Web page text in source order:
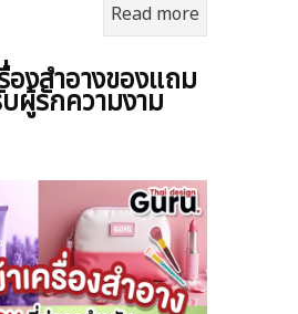
Read more
องสําอางของแถม
ผู้รักความงาม